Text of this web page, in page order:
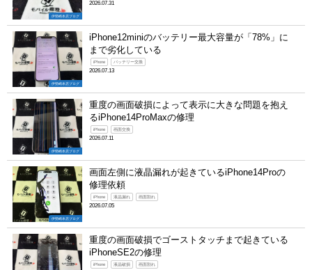
伊勢崎本店ブログ
2026.07.31
伊勢崎本店ブログ
iPhone12miniのバッテリー最大容量が「78%」に
まで劣化している
iPhone バッテリー交換
2026.07.13
伊勢崎本店ブログ
重度の画面破損によって表示に大きな問題を抱え
るiPhone14ProMaxの修理
iPhone 画面交換
2026.07.11
伊勢崎本店ブログ
画面左側に液晶漏れが起きているiPhone14Proの
修理依頼
iPhone 液晶漏れ 画面割れ
2026.07.05
重度の画面破損でゴーストタッチまで起きている
iPhoneSE2の修理
iPhone 液晶破損 画面割れ